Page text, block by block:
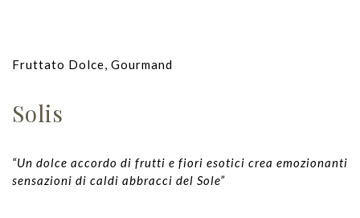
Fruttato Dolce, Gourmand
Solis
“Un dolce accordo di frutti e fiori esotici crea emozionanti
sensazioni di caldi abbracci del Sole”